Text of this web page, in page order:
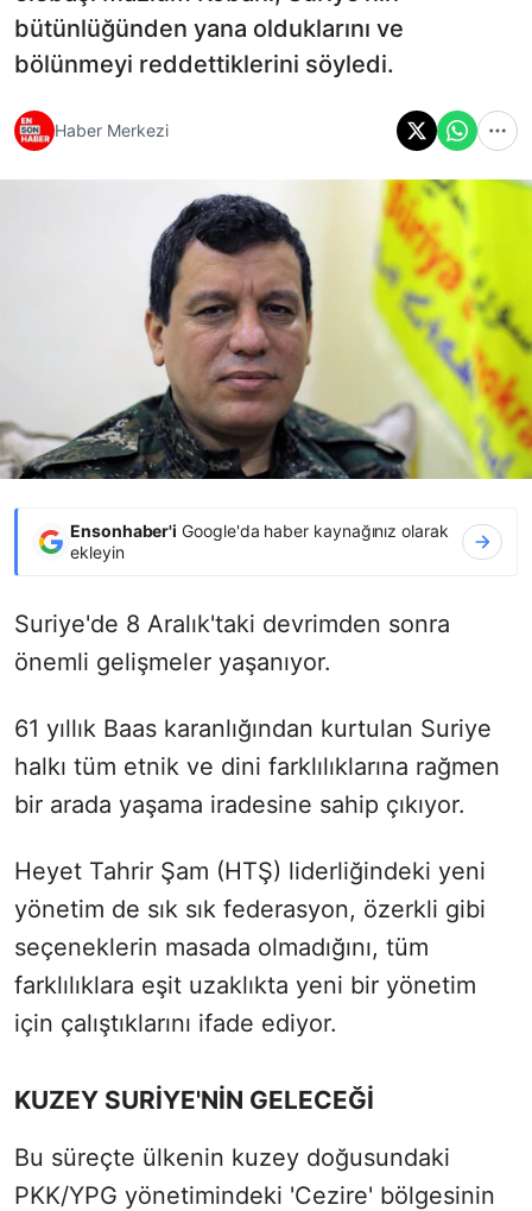
bütünlüğünden yana olduklarını ve
bölünmeyi reddettiklerini söyledi.
Haber Merkezi
Ensonhaber'i Google'da haber kaynağınız olarak
ekleyin
Suriye'de 8 Aralık'taki devrimden sonra
önemli gelişmeler yaşanıyor.
61 yıllık Baas karanlığından kurtulan Suriye
halkı tüm etnik ve dini farklılıklarına rağmen
bir arada yaşama iradesine sahip çıkıyor.
Heyet Tahrir Şam (HTŞ) liderliğindeki yeni
yönetim de sık sık federasyon, özerkli gibi
seçeneklerin masada olmadığını, tüm
farklılıklara eşit uzaklıkta yeni bir yönetim
için çalıştıklarını ifade ediyor.
KUZEY SURİYE'NİN GELECEĞİ
Bu süreçte ülkenin kuzey doğusundaki
PKK/YPG yönetimindeki 'Cezire' bölgesinin